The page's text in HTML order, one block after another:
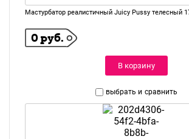
Мастурбатор реалистичный Juicy Pussy телесный
0 руб.
В корзину
выбрать и сравнить